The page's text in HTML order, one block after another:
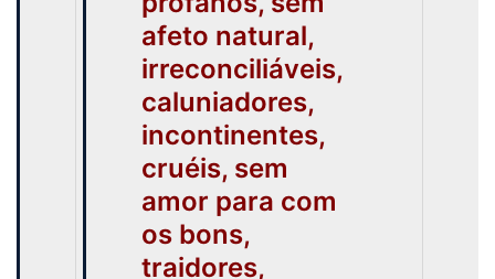
afeto natural,
irreconciliáveis,
caluniadores,
incontinentes,
cruéis, sem
amor para com
os bons,
traidores,